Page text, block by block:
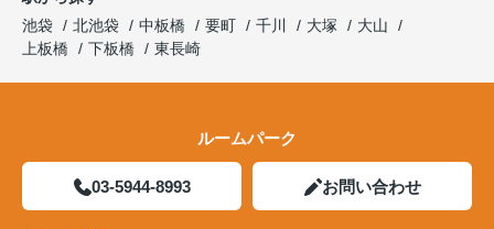
池袋
北池袋 中板橋 要町 千川 大塚
大山
上板橋
下板橋 東長崎
ルームパーク
03-5944-8993 お問い合わせ